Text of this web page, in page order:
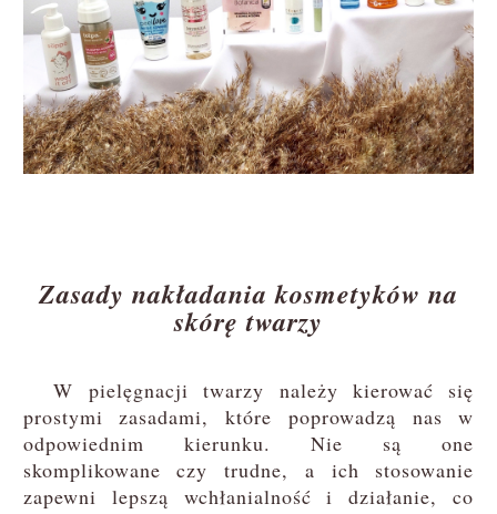
Zasady nakładania kosmetyków na
skórę twarzy
W pielęgnacji twarzy należy kierować się
prostymi zasadami, które poprowadzą nas w
odpowiednim kierunku. Nie są one
skomplikowane czy trudne, a ich stosowanie
zapewni lepszą wchłanialność i działanie, co